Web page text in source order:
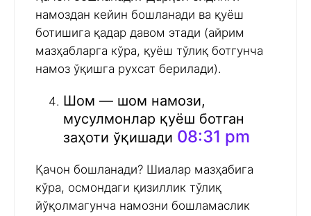
намоздан кейин бошланади ва қуёш
ботишига қадар давом этади (айрим
мазҳабларга кўра, қуёш тўлиқ ботгунча
намоз ўқишга рухсат берилади).
Шом — шом намози,
мусулмонлар қуёш ботган
заҳоти ўқишади 08:31 pm
Қачон бошланади? Шиалар мазҳабига
кўра, осмондаги қизиллик тўлиқ
йўқолмагунча намозни бошламаслик